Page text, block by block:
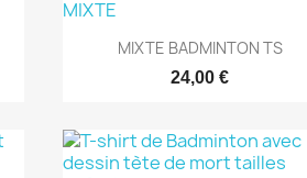
Aperçu rapide
MIXTE BADMINTON TS
24,00 €